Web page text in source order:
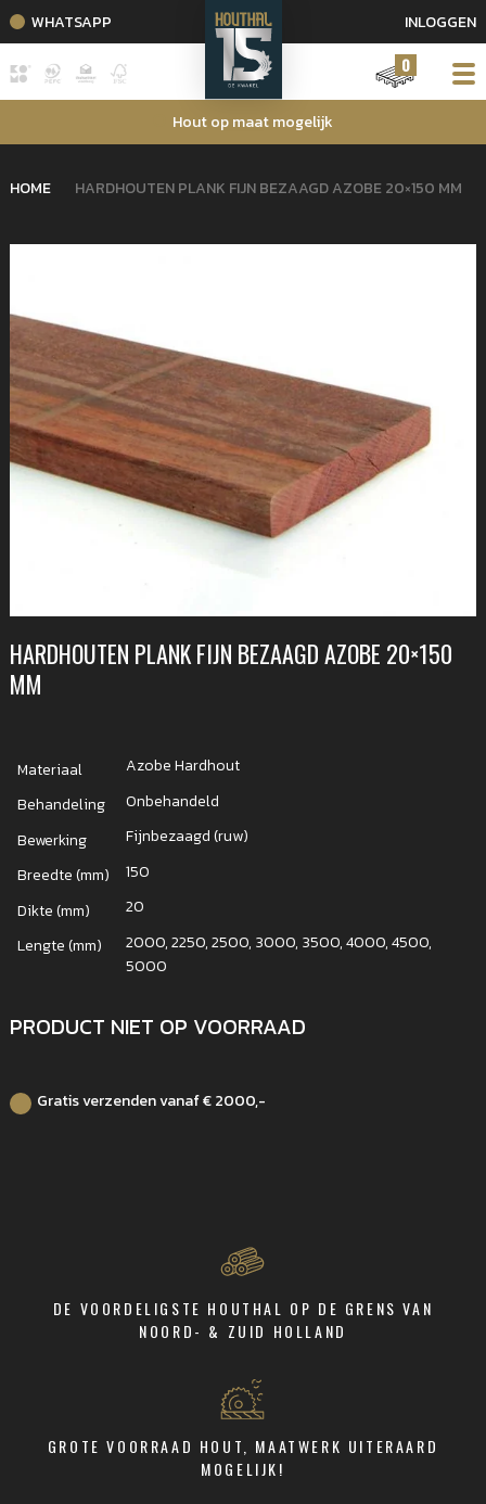
WHATSAPP
INLOGGEN
0
Hout op maat mogelijk
HOME HARDHOUTEN PLANK FIJN BEZAAGD AZOBE 20×150 MM
HARDHOUTEN PLANK FIJN BEZAAGD AZOBE 20×150
MM
Materiaal
Azobe Hardhout
Behandeling
Onbehandeld
Bewerking
Fijnbezaagd (ruw)
Breedte (mm)
150
Dikte (mm)
20
Lengte (mm)
2000, 2250, 2500, 3000, 3500, 4000, 4500,
5000
PRODUCT NIET OP VOORRAAD
Gratis verzenden vanaf € 2000,-
DE VOORDELIGSTE HOUTHAL OP DE GRENS VAN
NOORD- & ZUID HOLLAND
GROTE VOORRAAD HOUT, MAATWERK UITERAARD
MOGELIJK!